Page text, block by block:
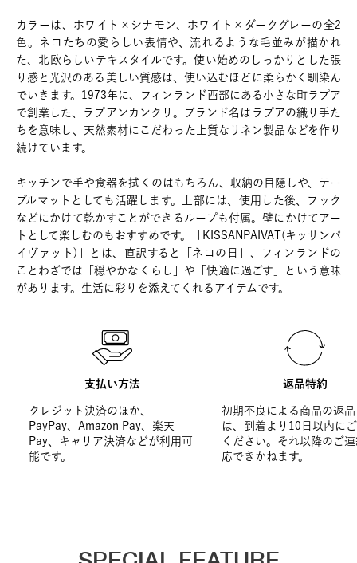
カラーは、ホワイト×シナモン、ホワイト×ダークグレーの全2
色。ネコたちの愛らしい表情や、流れるような毛並みが描かれ
た、北欧らしいテキスタイルです。使い始めのしっかりとした張
り感と光沢のある美しい質感は、使い込むほどに柔らかく馴染ん
でいきます。1973年に、フィンランド西部にある小さな町ラプア
で創業した、ラプアンカンクリ。ブランド名はラプアの織り手た
ちを意味し、天然素材にこだわった上質なリネン製品などを作り
続けています。
キッチンで手や食器を拭くのはもちろん、収納の目隠しや、テー
ブルマットとしても活躍します。上部には、使用した後、フック
などにかけて乾かすことができるループも付属。壁にかけてアー
トとして楽しむのもおすすめです。「KISSANPAIVAT(キッサンパ
イヴァット)」とは、直訳すると「ネコの日」、フィンランドの
ことわざでは「穏やかなくらし」や「快適に過ごす」という意味
があります。生活に彩りを添えてくれるアイテムです。
支払い方法
クレジット決済のほか、
PayPay、Amazon Pay、楽天
Pay、キャリア決済などが利用可
能です。
返品特約
初期不良による商品の返
は、到着より10日以内に
ください。それ以降のご
応できかねます。